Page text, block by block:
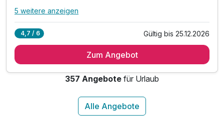
Alle Inklusivleistungen
2 x reichhaltiges Frühstücksbuffet
1 x 3 Stunden Eintritt in Therme Solemar
inkl. Gesund schwitzen in der Sauna / Voranmeldung
5 weitere anzeigen
4,7 / 6 Gültig bis 25.12.2026
Zum Angebot
357 Angebote für Urlaub